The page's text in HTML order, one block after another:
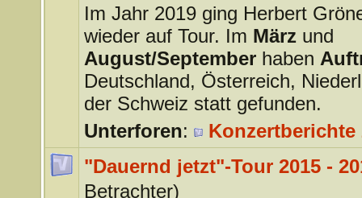
Im Jahr 2019 ging Herbert
wieder auf Tour. Im Märzund
August/Septemberhaben
Deutschland, Österreich,
der Schweiz statt gefunden.
Unterforen:
Konzertberichte
"Dauernd jetzt"-Tour 2015 -
Betrachter)